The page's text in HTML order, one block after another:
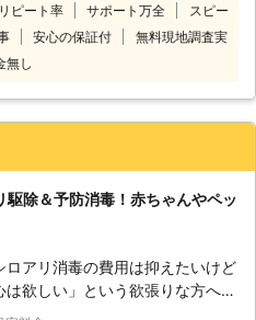
駆除が遅れると、さらに被害が拡
ます。シロアリ110番では全国数
の加盟店と提携していますので、
と実績が豊富だから、これまでに
施工に必要な時間も短縮。そし
常にお客様目線での作業を心掛け
ンションなどの貨物物件などに出
たシロアリの駆除、防除も対応し
ります。アリみたいな虫がいたけ
ピート率 サポート万全
スピー
安心の保証付
無料現地調査実
無し
除＆予防消毒！赤ちゃんやペッ
ロアリ消毒の費用は抑えたいけど
は欲しい」という欲張りな方へ
アリ駆除＆予防消毒工事に1平米